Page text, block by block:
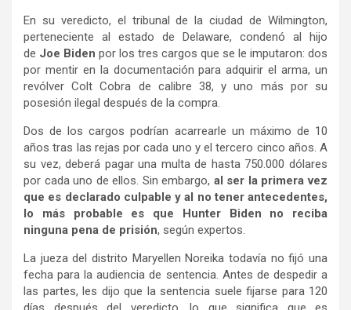
En su veredicto, el tribunal de la ciudad de Wilmington,
perteneciente al estado de Delaware, condenó al hijo
de Joe Biden por los tres cargos que se le imputaron: dos
por mentir en la documentación para adquirir el arma, un
revólver Colt Cobra de calibre 38, y uno más por su
posesión ilegal después de la compra.
Dos de los cargos podrían acarrearle un máximo de 10
años tras las rejas por cada uno y el tercero cinco años. A
su vez, deberá pagar una multa de hasta 750.000 dólares
por cada uno de ellos. Sin embargo, al ser la primera vez
que es declarado culpable y al no tener antecedentes,
lo más probable es que Hunter Biden no reciba
ninguna pena de prisión, según expertos.
La jueza del distrito Maryellen Noreika todavía no fijó una
fecha para la audiencia de sentencia. Antes de despedir a
las partes, les dijo que la sentencia suele fijarse para 120